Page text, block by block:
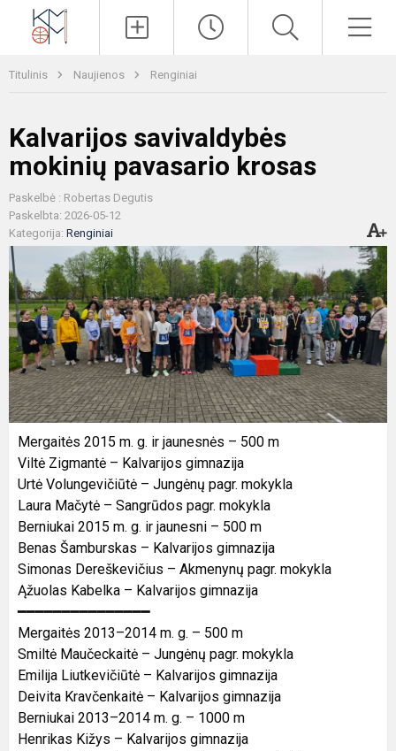
Titulinis Naujienos Renginiai
Kalvarijos savivaldybės
mokinių pavasario krosas
Paskelbė : Robertas Degutis
Paskelbta: 2026-05-12
Kategorija: Renginiai
Mergaitės 2015 m. g. ir jaunesnės – 500 m
Viltė Zigmantė – Kalvarijos gimnazija
Urtė Volungevičiūtė – Jungėnų pagr. mokykla
Laura Mačytė – Sangrūdos pagr. mokykla
Berniukai 2015 m. g. ir jaunesni – 500 m
Benas Šamburskas – Kalvarijos gimnazija
Simonas Dereškevičius – Akmenynų pagr. mokykla
Ąžuolas Kabelka – Kalvarijos gimnazija
━━━━━━━━━━━━━━━
Mergaitės 2013–2014 m. g. – 500 m
Smiltė Maučeckaitė – Jungėnų pagr. mokykla
Emilija Liutkevičiūtė – Kalvarijos gimnazija
Deivita Kravčenkaitė – Kalvarijos gimnazija
Berniukai 2013–2014 m. g. – 1000 m
Henrikas Kižys – Kalvarijos gimnazija